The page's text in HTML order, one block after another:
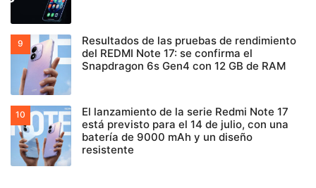
Resultados de las pruebas de rendimiento
del REDMI Note 17: se confirma el
Snapdragon 6s Gen4 con 12 GB de RAM
El lanzamiento de la serie Redmi Note 17
está previsto para el 14 de julio, con una
batería de 9000 mAh y un diseño
resistente